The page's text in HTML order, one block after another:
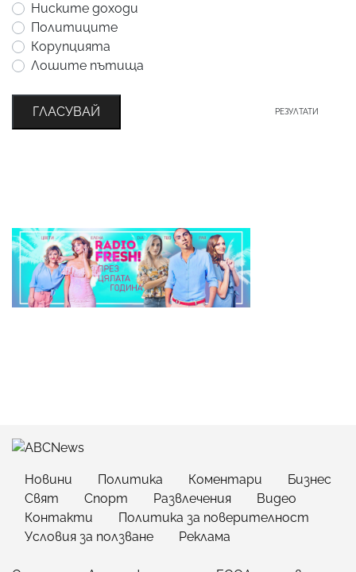
Ниските доходи
Политиците
Корупцията
Лошите пътища
ГЛАСУВАЙ РЕЗУЛТАТИ
Новини Политика Коментари
Бизнес
Свят
Спорт Развлечения
Видео
Контакти
Политика за поверителност
Условия за ползване
Реклама